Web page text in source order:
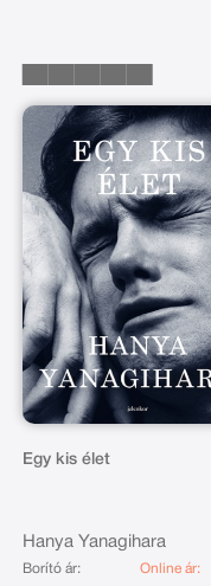
Egy kis élet
Hanya Yanagihara
Borító ár: Online ár: